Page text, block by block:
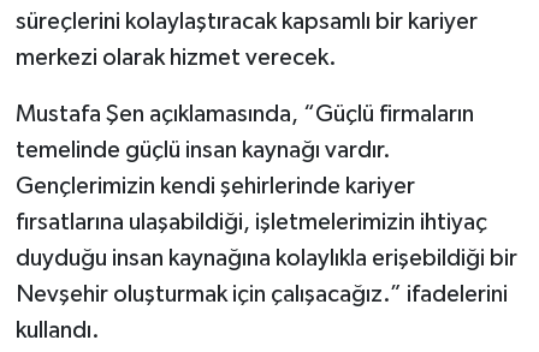
süreçlerini kolaylaştıracak kapsamlı bir kariyer
merkezi olarak hizmet verecek.
Mustafa Şen açıklamasında, “Güçlü firmaların
temelinde güçlü insan kaynağı vardır.
Gençlerimizin kendi şehirlerinde kariyer
fırsatlarına ulaşabildiği, işletmelerimizin ihtiyaç
duyduğu insan kaynağına kolaylıkla erişebildiği bir
Nevşehir oluşturmak için çalışacağız.” ifadelerini
kullandı.